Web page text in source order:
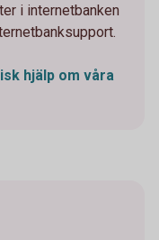
i internetbanken
hjälp om våra